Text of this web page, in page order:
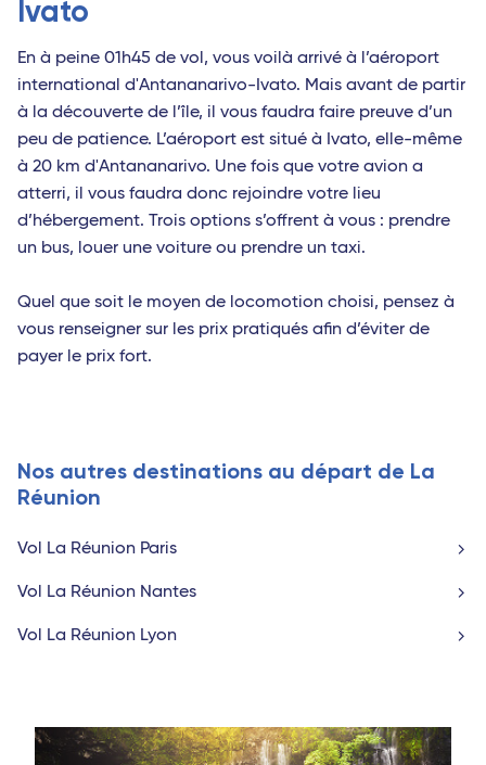
Ivato
En à peine 01h45 de vol, vous voilà arrivé à l’aéroport
international d'Antananarivo-Ivato. Mais avant de partir
à la découverte de l’île, il vous faudra faire preuve d’un
peu de patience. L’aéroport est situé à Ivato, elle-même
à 20 km d'Antananarivo. Une fois que votre avion a
atterri, il vous faudra donc rejoindre votre lieu
d’hébergement. Trois options s’offrent à vous : prendre
un bus, louer une voiture ou prendre un taxi.
Quel que soit le moyen de locomotion choisi, pensez à
vous renseigner sur les prix pratiqués afin d’éviter de
payer le prix fort.
Nos autres destinations au départ de La
Réunion
Vol La Réunion Paris
Vol La Réunion Nantes
Vol La Réunion Lyon